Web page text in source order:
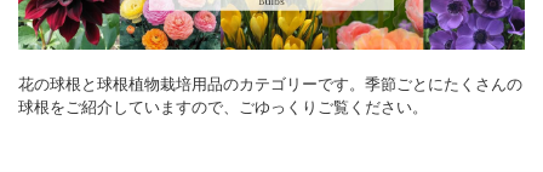
花の球根と球根植物栽培用品のカテゴリーです。季節ごとにたくさんの
球根をご紹介していますので、ごゆっくりご覧ください。